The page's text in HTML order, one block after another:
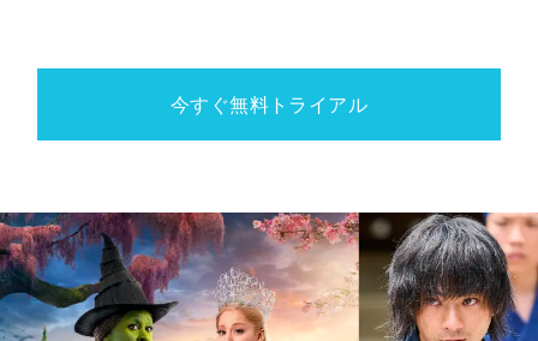
今すぐ無料トライアル